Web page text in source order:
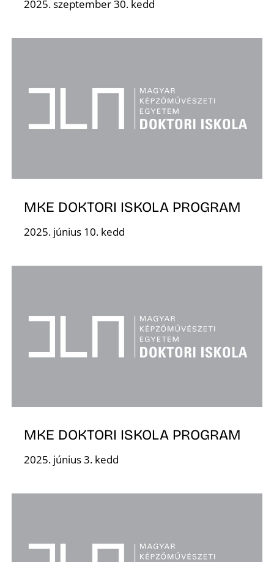
2025. szeptember 30. kedd
MKE DOKTORI ISKOLA PROGRAM
2025. június 10. kedd
MKE DOKTORI ISKOLA PROGRAM
2025. június 3. kedd